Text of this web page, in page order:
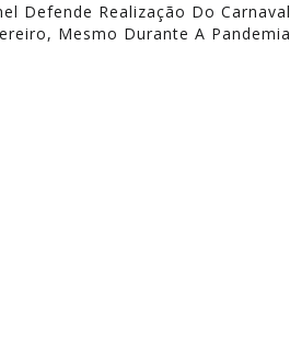
Defende Realização Do Carnaval
Mesmo Durante A Pandemia